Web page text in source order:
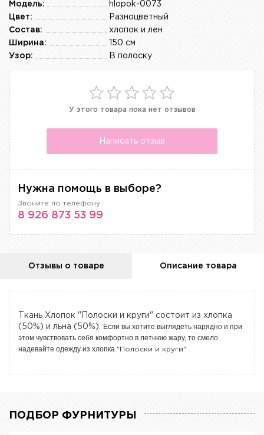
hlopok-0073
Модель:
Разноцветный
Цвет:
хлопок и лен
Состав:
150 см
Ширина:
В полоску
Узор:
У этого товара пока нет отзывов
Написать отзыв
Нужна помощь в выборе?
Звоните по телефону:
8 926 873 53 99
Отзывы о товаре Описание товара
Ткань Хлопок "Полоски и круги" состоит из хлопка
(50%) и льна (50%).
Если вы хотите выглядеть нарядно и при
этом чувствовать себя комфортно в летнюю жару, то смело
надевайте одежду из хлопка "Полоски и круги"
ПОДБОР ФУРНИТУРЫ